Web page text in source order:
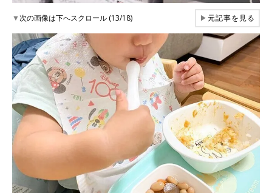
▼次の画像は下へスクロール (13/18) ▶元記事を見る